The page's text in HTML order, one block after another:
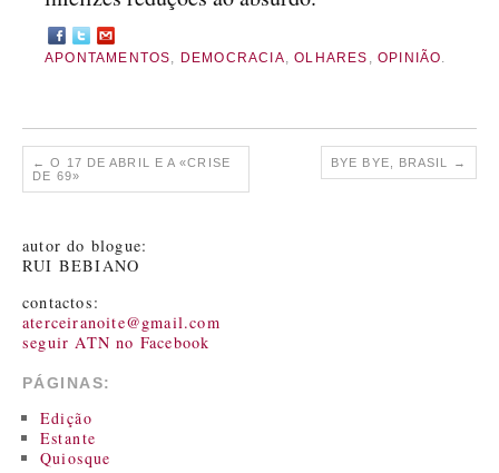
APONTAMENTOS DEMOCRACIA ,OLHARES ,OPINIÃO
← O 17 DE ABRIL E A «CRISE
DE 69»
BYE BYE, BRASIL →
autor do blogue:
RUI BEBIANO
contactos:
aterceiranoite@gmail.com
seguir ATN no Facebook
PÁGINAS:
Edição
Estante
Quiosque